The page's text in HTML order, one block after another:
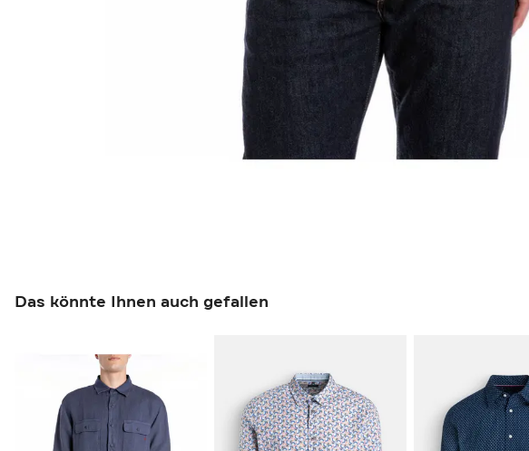
Das könnte Ihnen auch gefallen